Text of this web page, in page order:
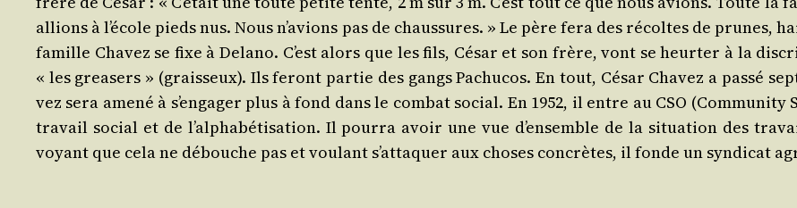
allions à l’école pieds nus. Nous n’avions pas de chaus­sures. » Le père fera des récoltes de prunes,
famille Cha­vez se fixe à Dela­no. C’est alors que les fils, César et son frère, vont se heur­ter à la
« les grea­sers » (grais­seux). Ils feront par­tie des gangs Pa­chucos. En tout, César Cha­vez a pas­sé
vez sera ame­né à s’engager plus à fond dans le com­bat social. En 1952, il entre au CSO
tra­vail social et de l’alphabétisation. Il pour­ra avoir une vue d’ensemble de la situa­tion des
voyant que cela ne dé­bouche pas et vou­lant s’atta­quer aux choses concrètes, il fonde un syn­di­cat